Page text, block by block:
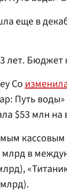
еще в
лет.
Co
Путь
$53 млн
млрд в